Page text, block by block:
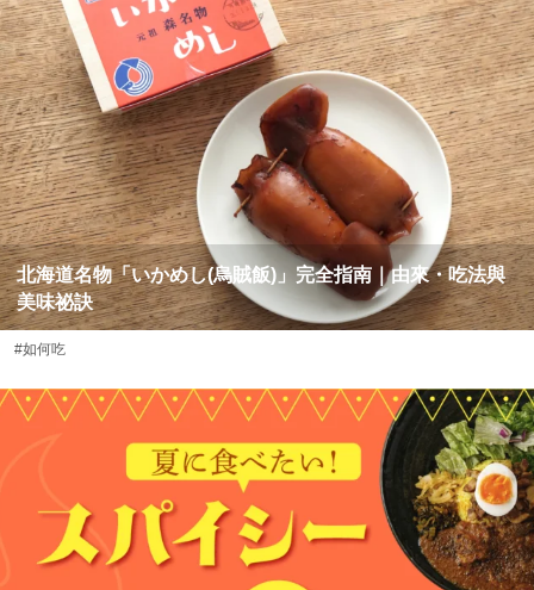
北海道名物「いかめし(烏賊飯)」完全指南｜由來・吃法與
美味祕訣
#如何吃